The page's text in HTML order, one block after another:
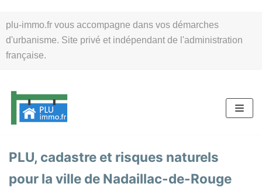
plu-immo.fr vous accompagne dans vos démarches
d'urbanisme. Site privé et indépendant de l'administration
française.
au
contenu
PLU, cadastre et risques naturels
pour la ville de Nadaillac-de-Rouge